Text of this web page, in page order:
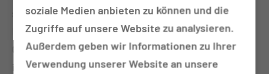
sogenannten „MiniTOM Kids“ von Siemens
Healthineers. Das Gerät wurde durch den Verein
Cancel Cancer e.V. ermöglicht und soll
insbesondere Kindern mit onkologischen
soziale Medien anbieten zu können und die
Zugriffe auf unsere Website zu analysieren.
Außerdem geben wir Informationen zu Ihrer
Verwendung unserer Website an unsere